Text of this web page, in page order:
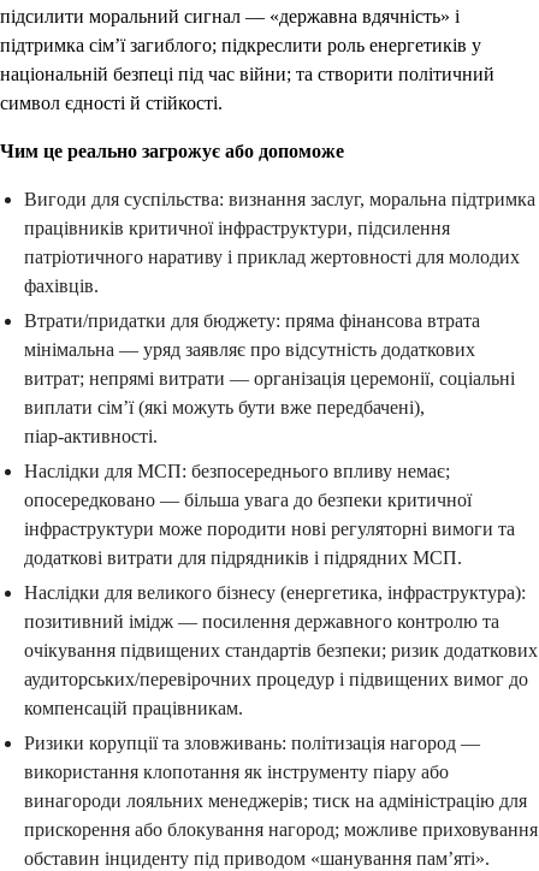
підсилити моральний сигнал — «державна вдячність» і
підтримка сім’ї загиблого; підкреслити роль енергетиків у
національній безпеці під час війни; та створити політичний
символ єдності й стійкості.
Чим це реально загрожує або допоможе
Вигоди для суспільства: визнання заслуг, моральна підтримка
працівників критичної інфраструктури, підсилення
патріотичного наративу і приклад жертовності для молодих
фахівців.
Втрати/придатки для бюджету: пряма фінансова втрата
мінімальна — уряд заявляє про відсутність додаткових
витрат; непрямі витрати — організація церемонії, соціальні
виплати сім’ї (які можуть бути вже передбачені),
піар‑активності.
Наслідки для МСП: безпосереднього впливу немає;
опосередковано — бiльша увага до безпеки критичної
інфраструктури може породити нові регуляторні вимоги та
додаткові витрати для підрядників і підрядних МСП.
Наслідки для великого бізнесу (енергетика, інфраструктура):
позитивний імідж — посилення державного контролю та
очікування підвищених стандартів безпеки; ризик додаткових
аудиторських/перевірочних процедур і підвищених вимог до
компенсацій працівникам.
Ризики корупції та зловживань: політизація нагород —
використання клопотання як інструменту піару або
винагороди лояльних менеджерів; тиск на адміністрацію для
прискорення або блокування нагород; можливе приховування
обставин інциденту під приводом «шанування пам’яті».